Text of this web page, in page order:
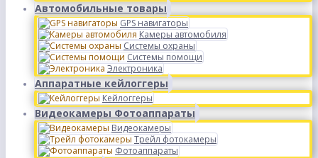
Автомобильные товары
GPS навигаторы
Камеры автомобиля
Системы охраны
Системы помощи
Электроника
Аппаратные кейлоггеры
Кейлоггеры
Видеокамеры Фотоаппараты
Видеокамеры
Трейл фотокамеры
Фотоаппараты